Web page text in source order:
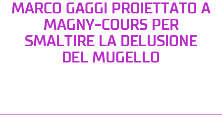
MARCO GAGGI PROIETTATO A
MAGNY-COURS PER
SMALTIRE LA DELUSIONE
DEL MUGELLO